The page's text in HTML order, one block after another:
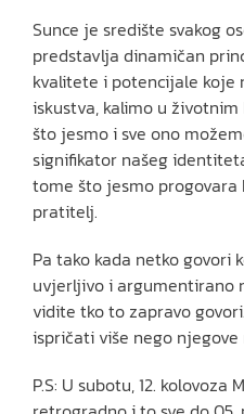
Sunce je središte svakog
predstavlja dinamičan
kvalitete i potencijale koje
iskustva, kalimo u
što jesmo i sve ono
signifikator našeg
tome što jesmo progovara
pratitelj.
Pa tako kada netko govori
uvjerljivo i argumentirano
vidite tko to zapravo
ispričati više nego njegove
P.S: U subotu, 12.